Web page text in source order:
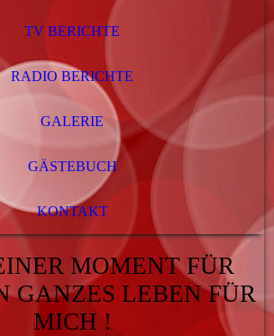
TV BERICHTE
RADIO BERICHTE
GALERIE
GÄSTEBUCH
KONTAKT
MOMENT FÜR
GANZES LEBEN FÜR
MICH !